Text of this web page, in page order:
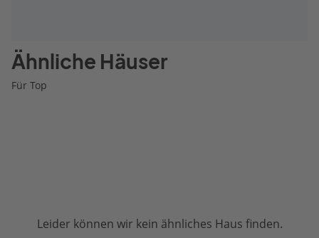
Ähnliche Häuser
Für Top
Leider können wir kein ähnliches Haus finden.